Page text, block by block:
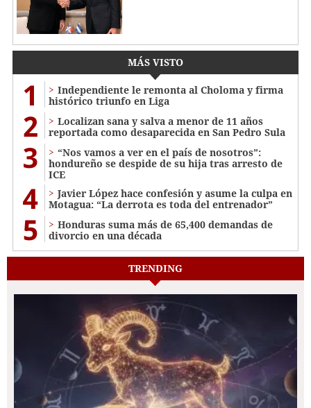
MÁS VISTO
1
Independiente le remonta al Choloma y firma
histórico triunfo en Liga
2
Localizan sana y salva a menor de 11 años
reportada como desaparecida en San Pedro Sula
3
“Nos vamos a ver en el país de nosotros”:
hondureño se despide de su hija tras arresto de
ICE
4
Javier López hace confesión y asume la culpa en
Motagua: “La derrota es toda del entrenador”
5
Honduras suma más de 65,400 demandas de
divorcio en una década
TRENDING